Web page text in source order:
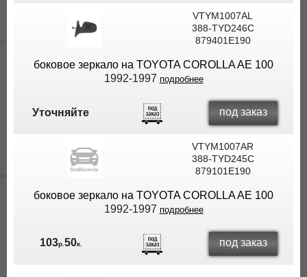
VTYM1007AL
388-TYD246C
879401E190
боковое зеркало на TOYOTA COROLLA AE 100
1992-1997 подробнее
Уточняйте под заказ
VTYM1007AR
388-TYD245C
879101E190
боковое зеркало на TOYOTA COROLLA AE 100
1992-1997 подробнее
103р. 50к. под заказ